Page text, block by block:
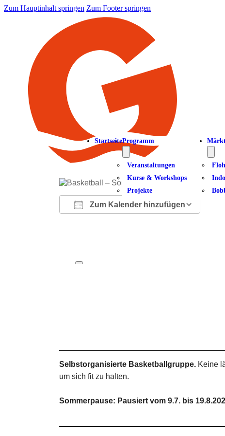
Zum Hauptinhalt springen Zum Footer springen
StartseiteProgramm
Veranstaltungen
Kurse & Workshops
Projekte
Zum Kalender hinzufügen
Selbstorganisierte Basketballgruppe. Keine
um sich fit zu halten.
Sommerpause: Pausiert vom 9.7. bis